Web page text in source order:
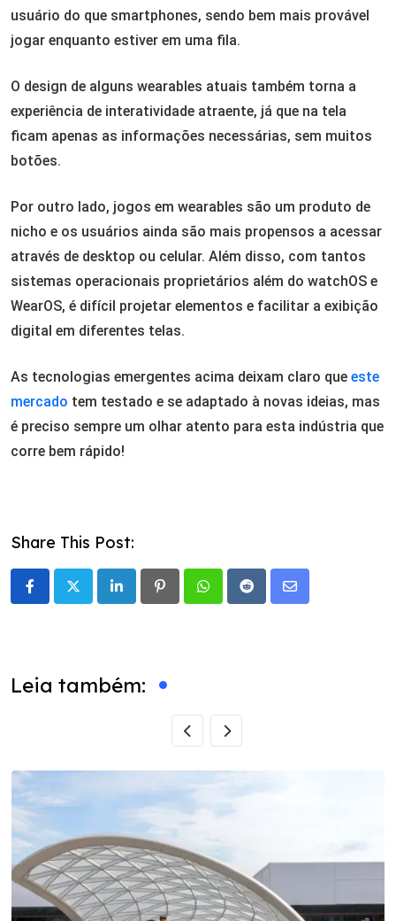
usuário do que smartphones, sendo bem mais provável
jogar enquanto estiver em uma fila.
O design de alguns wearables atuais também torna a
experiência de interatividade atraente, já que na tela
ficam apenas as informações necessárias, sem muitos
botões.
Por outro lado, jogos em wearables são um produto de
nicho e os usuários ainda são mais propensos a acessar
através de desktop ou celular. Além disso, com tantos
sistemas operacionais proprietários além do watchOS e
WearOS, é difícil projetar elementos e facilitar a exibição
digital em diferentes telas.
As tecnologias emergentes acima deixam claro que este
mercado tem testado e se adaptado à novas ideias, mas
é preciso sempre um olhar atento para esta indústria que
corre bem rápido!
Share This Post:
LinkedIn PinterestWhatsappRedditShare
Leia também: